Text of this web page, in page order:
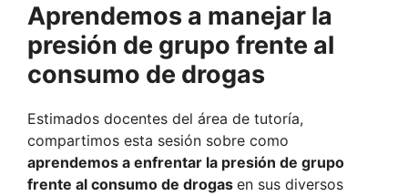
Aprendemos a manejar la
presión de grupo frente al
consumo de drogas
Estimados docentes del área de tutoría,
compartimos esta sesión sobre como
aprendemos a enfrentar la presión de grupo
frente al consumo de drogas en sus diversos